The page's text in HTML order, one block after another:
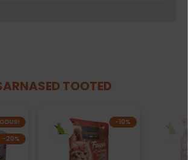
TOOTED
−20%
−10%